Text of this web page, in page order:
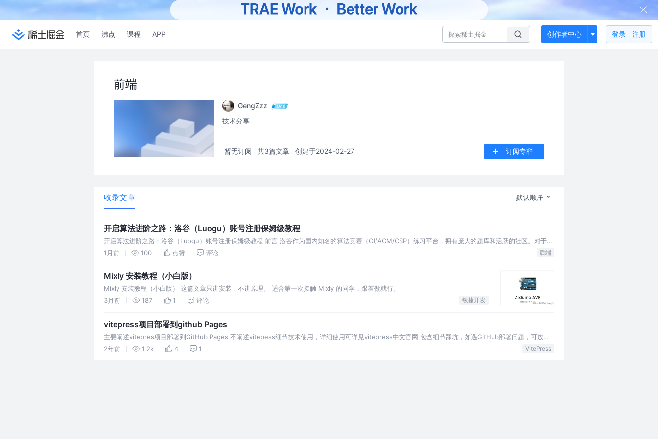
首页 沸点 课程 APP 创作者中心 登录 注册
前端
GengZzz
技术分享
暂无订阅 共3篇文章 创建于2024-02-27 订阅专栏
收录文章 默认顺序
开启算法进阶之路：洛谷（Luogu）账号注册保姆级教程
开启算法进阶之路：洛谷（Luogu）账号注册保姆级教程 前言 洛谷作为国内知名的算法竞赛（OI/ACM/CSP）练习平台，拥有庞大的题库和活跃的社区。对于编
程初学者来说，拥有一个洛谷账号是开启刷题之旅
1月前 100 点赞 评论 后端
Mixly 安装教程（小白版）
Mixly 安装教程（小白版） 这篇文章只讲安装，不讲原理。 适合第一次接触 Mixly 的同学，跟着做就行。
3月前
187 1 评论 敏捷开发
vitepress项目部署到github Pages
主要阐述vitepres项目部署到GitHub Pages 不阐述vitepess细节技术使用，详细使用可详见vitepress中文官网 包含细节踩坑，如遇GitHub部署问题，可放心
食用 通过Git
2年前 1.2k 4 1 VitePress